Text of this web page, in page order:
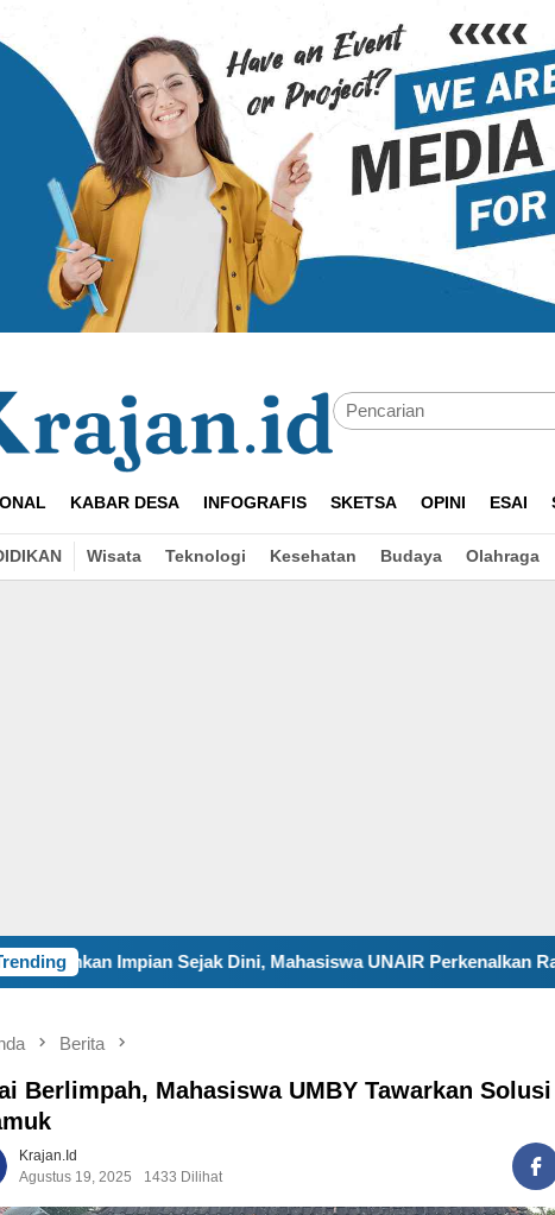
KABAR DESA INFOGRAFIS SKETSA OPINI ESAI
Wisata Teknologi Kesehatan Budaya Olahraga
Dini, Mahasiswa UNAIR Perkenalkan Ragam Profesi kepada
Berita
Berlimpah, Mahasiswa UMBY Tawarkan Solusi
Krajan.id
Agustus 19, 2025
1433 Dilihat